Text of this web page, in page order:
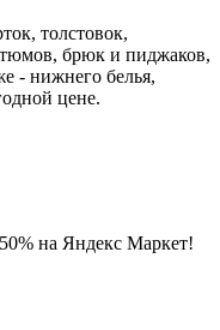
толстовок,
брюк и пиджаков,
- нижнего белья,
цене.
на Яндекс Маркет!